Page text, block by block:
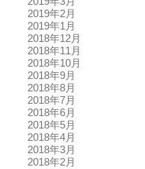
2019年2月
2019年1月
2018年12月
2018年11月
2018年10月
2018年9月
2018年8月
2018年7月
2018年6月
2018年5月
2018年4月
2018年3月
2018年2月